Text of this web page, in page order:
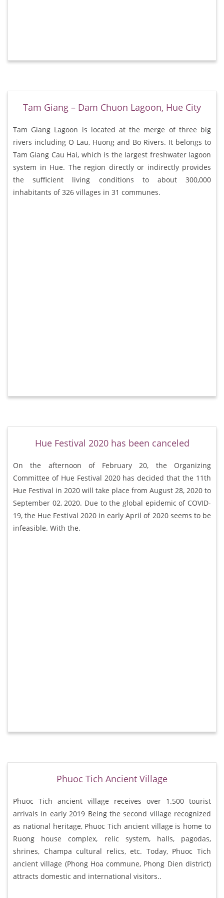
Tam Giang – Dam Chuon Lagoon, Hue City
Tam Giang Lagoon is located at the merge of three big
rivers including O Lau, Huong and Bo Rivers. It belongs to
Tam Giang Cau Hai, which is the largest freshwater lagoon
system in Hue. The region directly or indirectly provides
the sufficient living conditions to about 300,000
inhabitants of 326 villages in 31 communes.
Hue Festival 2020 has been canceled
On the afternoon of February 20, the Organizing
Committee of Hue Festival 2020 has decided that the 11th
Hue Festival in 2020 will take place from August 28, 2020 to
September 02, 2020. Due to the global epidemic of COVID-
19, the Hue Festival 2020 in early April of 2020 seems to be
infeasible. With the.
Phuoc Tich Ancient Village
Phuoc Tich ancient village receives over 1.500 tourist
arrivals in early 2019 Being the second village recognized
as national heritage, Phuoc Tich ancient village is home to
Ruong house complex, relic system, halls, pagodas,
shrines, Champa cultural relics, etc. Today, Phuoc Tich
ancient village (Phong Hoa commune, Phong Dien district)
attracts domestic and international visitors..